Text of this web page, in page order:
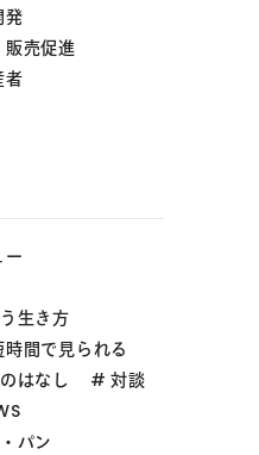
発
販売促進
者
ー
生き方
時間で見られる
はなし
対談
パン